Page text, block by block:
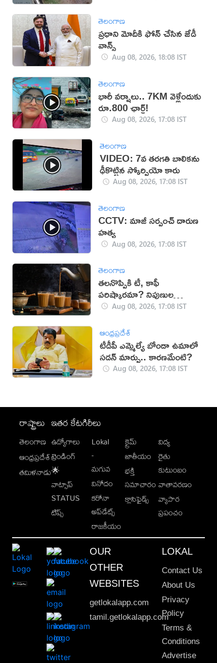
తెలంగాణ
ప్రధాని మోదీకి ఫోన్ చేసిన జేడీ
వాన్స్
Aug 08, 2026, 18:08 IST
తెలంగాణ
భారీ వర్షాలు.. 7KM వెళ్లేందుకు
రూ.800 ఛార్జ్!
Aug 08, 2026, 17:08 IST
తెలంగాణ
VIDEO: 7వ తరగతి బాలికను
ఢీకొట్టిన స్కోర్పియో కారు
Aug 08, 2026, 17:08 IST
తెలంగాణ
CCTV: మాజీ సర్పంచ్ దారుణ
హత్య
Aug 08, 2026, 17:08 IST
తెలంగాణ
తలనొప్పికి టీ, కాఫీ
పరిష్కారమా? నిపుణుల
సూచనలు ఇవే!
Aug 08, 2026, 17:08 IST
ఆంధ్రప్రదేశ్
టీడీపీ ఎమ్మెల్యే బోండా ఉమాలో
సడన్‌ మార్పు.. కారణమేంటి?
Aug 08, 2026, 17:08 IST
రాష్ట్రాలు
తెలంగాణ
ఆంధ్రప్రదేశ్
తమిళనాడు
ఇతర కేటగిరీలు
ఉద్యోగాలు
ట్రెండింగ్
🌟
వాట్సాప్
STATUS
టిప్స్
Lokal
-
మగువ
వినోదం
కరోనా
అప్‌డేట్స్
రాజకీయం
క్రైమ్
జాతీయం
భక్తి
సమాచారం
క్లాసిఫైడ్స్
విద్య
రైతు
కుటుంబం
వాతావరణం
వ్యాపార
ప్రపంచం
OUR
OTHER
WEBSITES
getlokalapp.com
tamil.getlokalapp.com
LOKAL
Contact Us
About Us
Privacy
Policy
Terms &
Conditions
Advertise